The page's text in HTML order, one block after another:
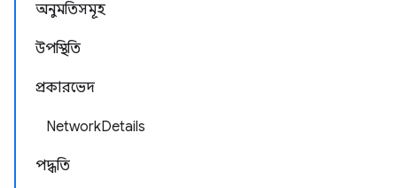
অনুমতিসমূহ
উপস্থিতি
প্রকারভেদ
NetworkDetails
পদ্ধতি